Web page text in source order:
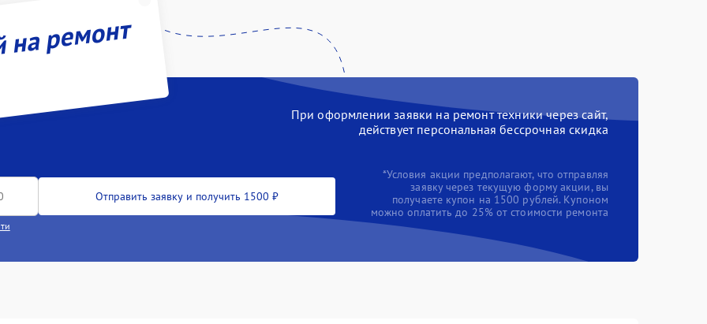
ремонт
При оформлении заявки на ремонт техники через сайт,
действует персональная бессрочная скидка
Отправить заявку и получить 1500 ₽
*Условия акции предполагают, что отправляя
заявку через текущую форму акции, вы
получаете купон на 1500 рублей. Купоном
можно оплатить до 25% от стоимости ремонта